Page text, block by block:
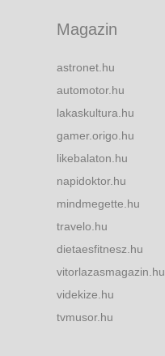
Magazin
astronet.hu
automotor.hu
lakaskultura.hu
gamer.origo.hu
likebalaton.hu
napidoktor.hu
mindmegette.hu
travelo.hu
dietaesfitnesz.hu
vitorlazasmagazin.hu
videkize.hu
tvmusor.hu